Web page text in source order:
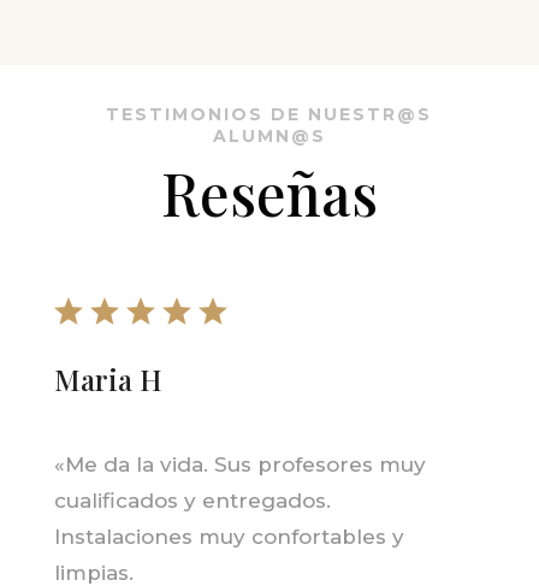
TESTIMONIOS DE NUESTR@S
ALUMN@S
Reseñas
Maria H
«Me da la vida. Sus profesores muy
cualificados y entregados.
Instalaciones muy confortables y
limpias.